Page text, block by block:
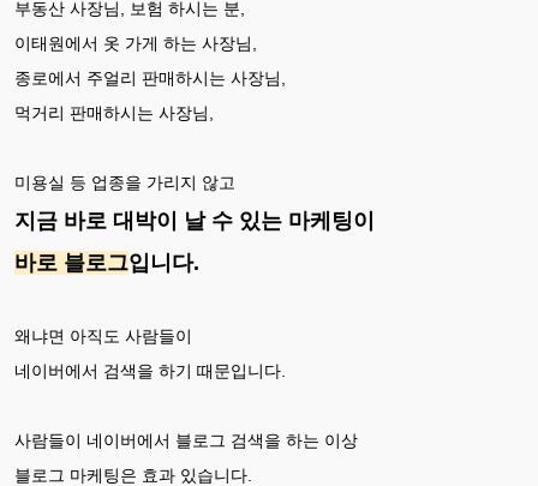
부동산 사장님, 보험 하시는 분,
이태원에서 옷 가게 하는 사장님,
종로에서 주얼리 판매하시는 사장님,
먹거리 판매하시는 사장님,
미용실 등 업종을 가리지 않고
지금 바로 대박이 날 수 있는 마케팅이
바로 블로그입니다.
왜냐면 아직도 사람들이
네이버에서 검색을 하기 때문입니다.
사람들이 네이버에서 블로그 검색을 하는 이상
블로그 마케팅은 효과 있습니다.